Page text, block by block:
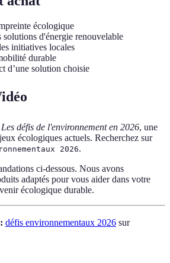
écologique
solutions d'énergie renouvelable
initiatives locales
durable
d’une solution choisie
Les défis de l'environnement en 2026, une
écologiques actuels. Recherchez sur
2026.
ci-dessous. Nous avons
adaptés pour vous aider dans votre
écologique durable.
défis environnementaux 2026 sur